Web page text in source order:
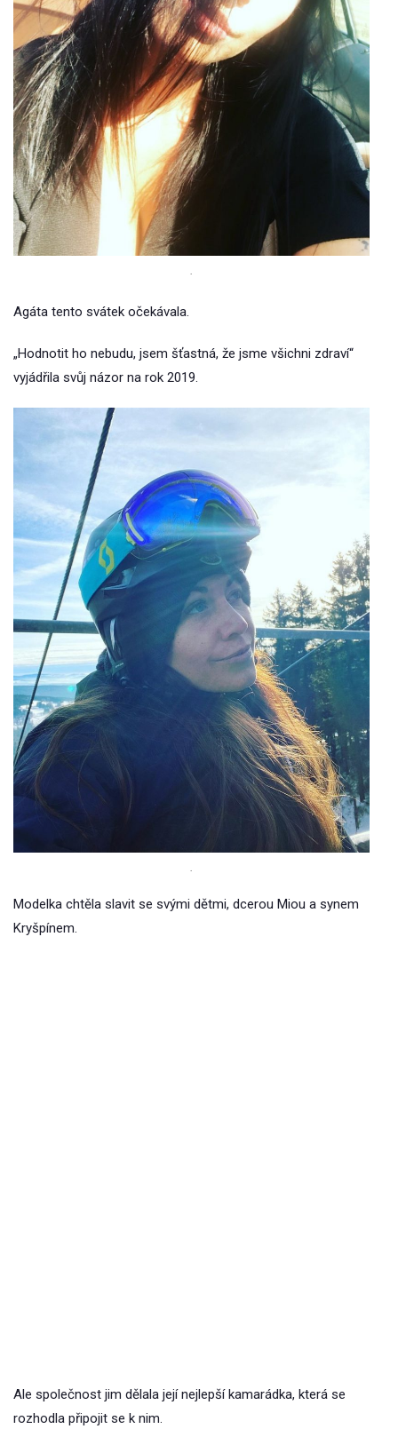
Agáta tento svátek očekávala.
„Hodnotit ho nebudu, jsem šťastná, že jsme všichni zdraví“
vyjádřila svůj názor na rok 2019.
.
Modelka chtěla slavit se svými dětmi, dcerou Miou a synem
Kryšpínem.
Ale společnost jim dělala její nejlepší kamarádka, která se
rozhodla připojit se k nim.